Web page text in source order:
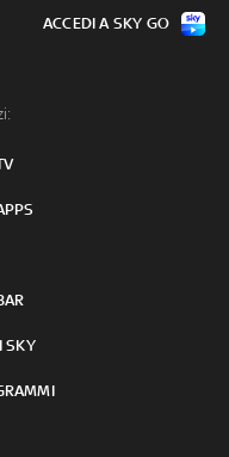
SKY
ACCEDI A SKY GO